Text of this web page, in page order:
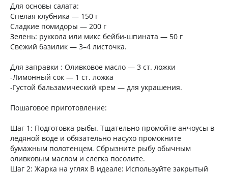
Для основы салата:
Спелая клубника — 150 г
Сладкие помидоры — 200 г
Зелень: руккола или микс бейби-шпината — 50 г
Свежий базилик — 3–4 листочка.
Для заправки : Оливковое масло — 3 ст. ложки
-Лимонный сок — 1 ст. ложка
-Густой бальзамический крем — для украшения.
Пошаговое приготовление:
Шаг 1: Подготовка рыбы. Тщательно промойте анчоусы в
ледяной воде и обязательно насухо промокните
бумажным полотенцем. Сбрызните рыбу обычным
оливковым маслом и слегка посолите.
Шаг 2: Жарка на углях В идеале: Используйте закрытый